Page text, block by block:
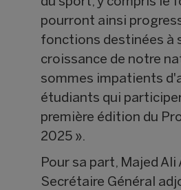
pourront ainsi
fonctions destinées à
croissance de notre
sommes impatients
étudiants qui
première édition du
2025 ».
Pour sa part, Majed Ali
Secrétaire Général